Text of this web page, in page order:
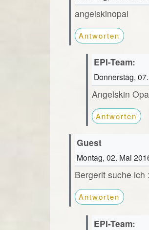
angelskinopal
Antworten
EPI-Team:
Donnerstag,
Angelskin
Antworten
Guest
Montag, 02. Mai
Bergerit suche ich
Antworten
EPI-Team: